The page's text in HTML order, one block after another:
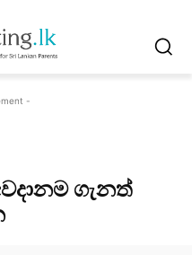
-
ගැනත්